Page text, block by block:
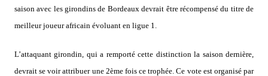
saison avec les girondins de Bordeaux devrait être récompensé du titre de
meilleur joueur africain évoluant en ligue 1.
L’attaquant girondin, qui a remporté cette distinction la saison dernière,
devrait se voir attribuer une 2ème fois ce trophée. Ce vote est organisé par